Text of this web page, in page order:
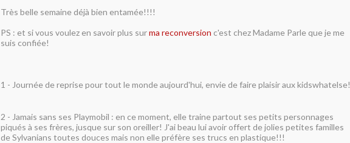
Très belle semaine déjà bien entamée!!!!
PS : et si vous voulez en savoir plus surma reconversion c'est chez Madame Parle que je me
suis confiée!
1 - Journée de reprise pour tout le monde aujourd'hui, envie de faire plaisir aux kidswhatelse!
2 - Jamais sans ses Playmobil : en ce moment, elle traine partout ses petits personnages
piqués à ses frères, jusque sur son oreiller! J'ai beau lui avoir offert de jolies petites familles
de Sylvanians toutes douces mais non elle préfère ses trucs en plastique!!!